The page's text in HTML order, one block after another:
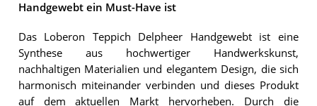
Handgewebt ein Must-Have ist
Das Loberon Teppich Delpheer Handgewebt ist eine
Synthese aus hochwertiger Handwerkskunst,
nachhaltigen Materialien und elegantem Design, die sich
harmonisch miteinander verbinden und dieses Produkt
auf dem aktuellen Markt hervorheben. Durch die